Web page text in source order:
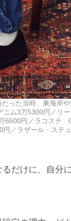
った当時、東海岸
ム3万5300円／リ
円／ラコステ
／ラザール・ス
だけに、自分